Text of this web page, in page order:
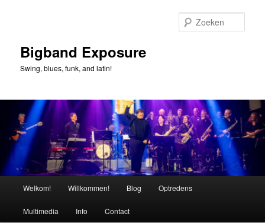
inhoud
inhoudBigband Exposure
Swing, blues, funk, and latin!
Welkom! Willkommen! Blog Optredens
Multimedia Info Contact